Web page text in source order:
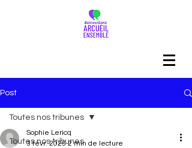
Post
Toutes nos tribunes
Toutes nos tribunes
Sophie Lericq
3 févr. 2025 2 min de lecture